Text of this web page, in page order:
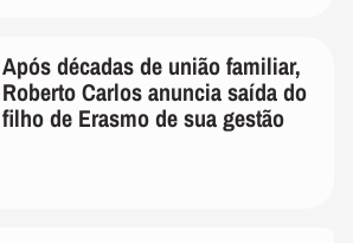
Após décadas de união familiar,
Roberto Carlos anuncia saída do
filho de Erasmo de sua gestão